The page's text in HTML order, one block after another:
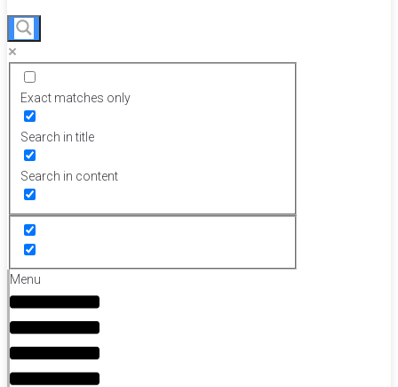
Exact matches only
Search in title
Search in content
Menu